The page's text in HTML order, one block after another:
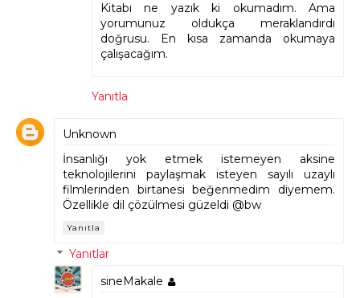
Kitabı ne yazık ki okumadım. Ama
yorumunuz oldukça meraklandırdı
doğrusu. En kısa zamanda okumaya
çalışacağım.
Yanıtla
Unknown
İnsanlığı yok etmek istemeyen aksine
teknolojilerini paylaşmak isteyen sayılı uzaylı
filmlerinden birtanesi beğenmedim diyemem.
Özellikle dil çözülmesi güzeldi @bw
Yanıtla
Yanıtlar
sineMakale